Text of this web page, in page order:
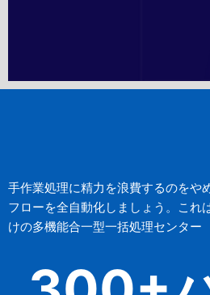
データセンターと全
手作業処理に精力を浪費するのをや
フローを全自動化しましょう。これ
けの多機能合一型一括処理センター